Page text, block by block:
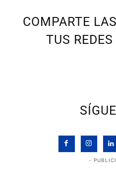
COMPARTE
TUS
-